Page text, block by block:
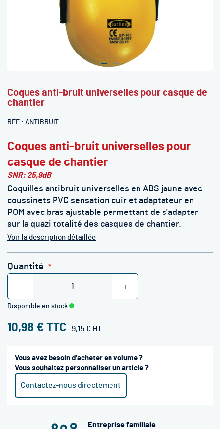
Coques anti-bruit universelles pour casque de
chantier
RÉF ANTIBRUIT
Coques anti-bruit universelles pour
casque de chantier
SNR: 25,9dB
Coquilles antibruit universelles en ABS jaune avec
coussinets PVC sensation cuir et adaptateur en
POM avec bras ajustable permettant de s'adapter
sur la quazi totalité des casques de chantier.
Voir la description détaillée
Quantité
- +
10,98 € 9,15 €
Disponible en stock
Vous avez besoin d'acheter en volume ?
Vous souhaitez personnaliser un article ?
Contactez-nous directement
Entreprise familiale
Skip
to
beginning
images
gallery